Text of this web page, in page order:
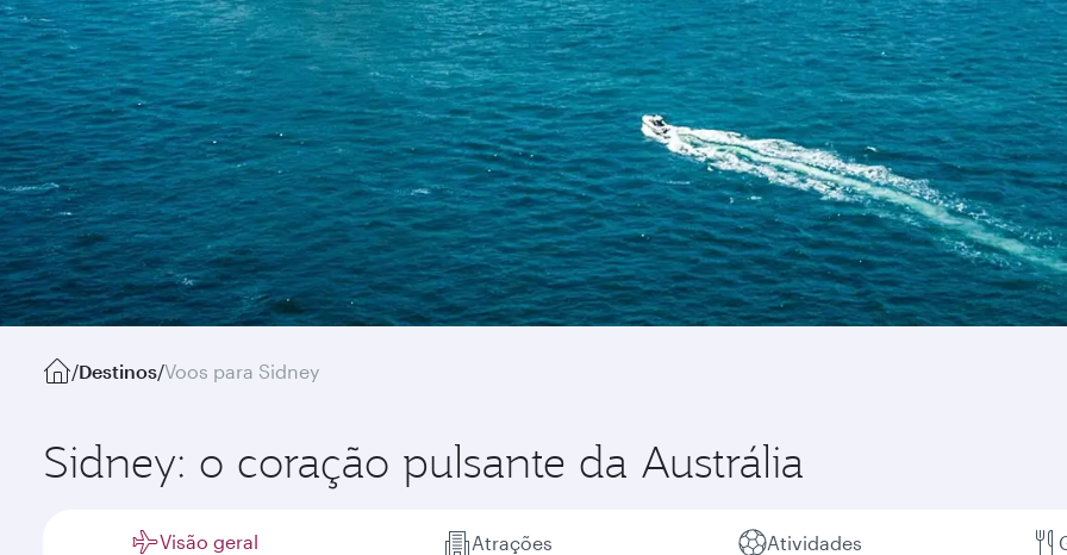
/Destinos/Voos para Sidney
Sidney: o coração pulsante da Austrália
Visão geral Atrações Atividades